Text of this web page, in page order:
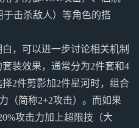
于击杀敌人）等角色的搭
，可以进一步讨论相关机制
装效果，通常分为2件套和4
2件剪影加2件星河时，组合
（简称2+2攻击）。而如果
攻击力加上超限技（大